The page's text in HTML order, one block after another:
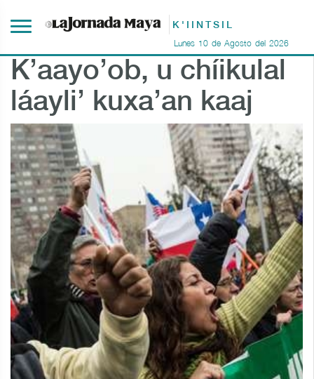
K'IINTSIL
Lunes 10 de Agosto del 2026
K’aayo’ob, u chíikulal
láayli’ kuxa’an kaaj